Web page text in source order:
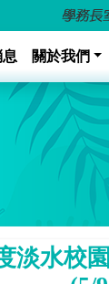
關於我們
淡水校